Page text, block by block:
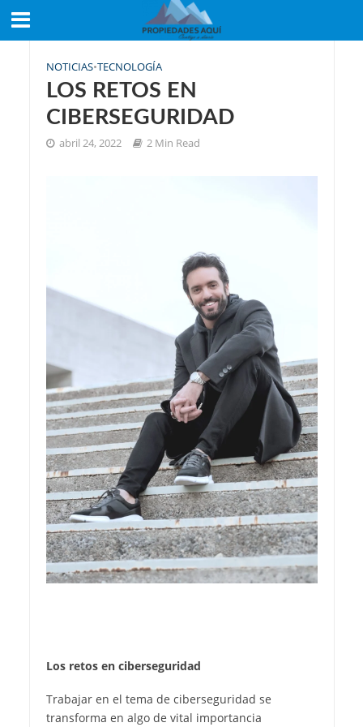
NOTICIAS•TECNOLOGÍA
LOS RETOS EN
CIBERSEGURIDAD
abril 24, 2022 2 Min Read
Los retos en ciberseguridad
Trabajar en el tema de ciberseguridad se
transforma en algo de vital importancia